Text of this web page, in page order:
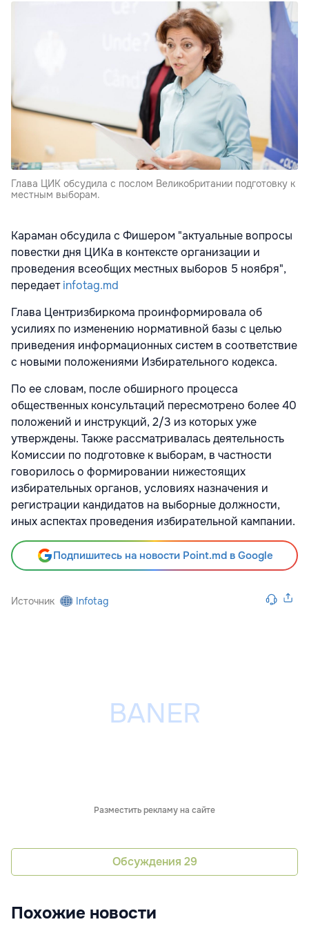
Глава ЦИК обсудила с послом Великобритании подготовку к
местным выборам.
Караман обсудила с Фишером "актуальные вопросы
повестки дня ЦИКа в контексте организации и
проведения всеобщих местных выборов 5 ноября",
передаетinfotag.md
Глава Центризбиркома проинформировала об
усилиях по изменению нормативной базы с целью
приведения информационных систем в соответствие
с новыми положениями Избирательного кодекса.
По ее словам, после обширного процесса
общественных консультаций пересмотрено более 40
положений и инструкций, 2/3 из которых уже
утверждены. Также рассматривалась деятельность
Комиссии по подготовке к выборам, в частности
говорилось о формировании нижестоящих
избирательных органов, условиях назначения и
регистрации кандидатов на выборные должности,
иных аспектах проведения избирательной кампании.
Подпишитесь на новости Point.md в Google
Источник Infotag
Разместить рекламу на сайте
Обсуждения 29
Похожие новости